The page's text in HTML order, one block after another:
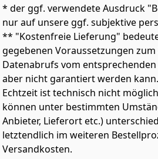
für verschiedenste Anlässe.
Hochwertiger Stoff &
Gefertigt aus einer luxuriösen
Polyester und 5% Spandex,
eine außergewöhnliche
Material ist atmungsaktiv,
was ein angenehm leichtes
– perfekt als sommerkleid
Tagen.
Vielseitig Kombinierbar für
Sandalen und Strohhut für den
High Heels und Statement-
Abendveranstaltung – dieses
* der ggf. verwendete Ausdruck
nur auf unsere ggf. subjektive
** "Kostenfreie Lieferung"
gegebenen Voraussetzungen
Datenabrufs vom
aber nicht garantiert werden
Echtzeit ist technisch nicht
können unter bestimmten
Anbieter, Lieferort etc.)
letztendlich im weiteren
Versandkosten.